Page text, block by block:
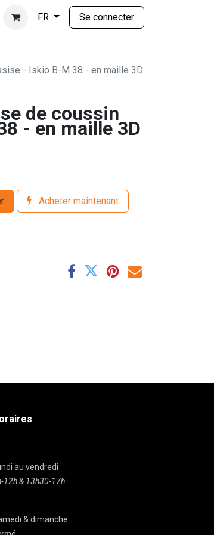
FR Se connecter
- Iskio B-M 38 - en maille 3D
de coussin
- en maille 3D
Acheter maintenant
au vendredi
12h & 13h30-17h
& dimanche